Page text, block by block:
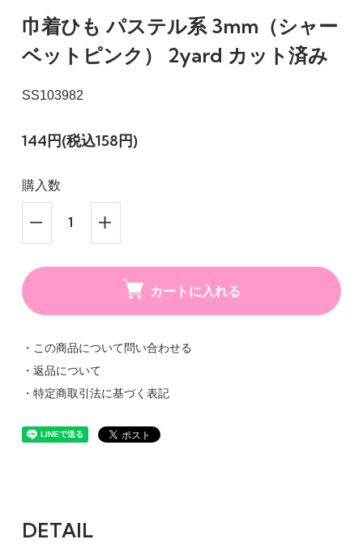
巾着ひも パステル系 3mm（シャー
ベットピンク） 2yard カット済み
SS103982
144円(税込158円)
購入数
カートに入れる
・この商品について問い合わせる
・返品について
・特定商取引法に基づく表記
DETAIL